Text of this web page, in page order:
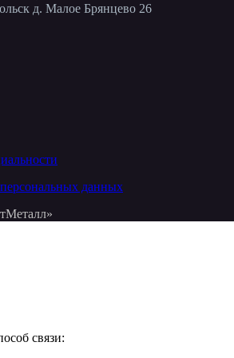
д. Малое Брянцево 26
данных
связи: